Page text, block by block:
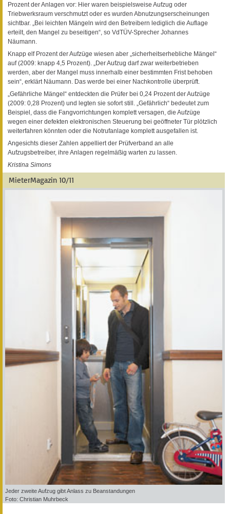
Prozent der Anlagen vor: Hier waren beispielsweise Aufzug oder
Triebwerksraum verschmutzt oder es wurden Abnutzungserscheinungen
sichtbar. „Bei leichten Mängeln wird den Betreibern lediglich die Auflage
erteilt, den Mangel zu beseitigen“, so VdTÜV-Sprecher Johannes
Näumann.
Knapp elf Prozent der Aufzüge wiesen aber „sicherheitserhebliche Mängel“
auf (2009: knapp 4,5 Prozent). „Der Aufzug darf zwar weiterbetrieben
werden, aber der Mangel muss innerhalb einer bestimmten Frist behoben
sein“, erklärt Näumann. Das werde bei einer Nachkontrolle überprüft.
„Gefährliche Mängel“ entdeckten die Prüfer bei 0,24 Prozent der Aufzüge
(2009: 0,28 Prozent) und legten sie sofort still. „Gefährlich“ bedeutet zum
Beispiel, dass die Fangvorrichtungen komplett versagen, die Aufzüge
wegen einer defekten elektronischen Steuerung bei geöffneter Tür plötzlich
weiterfahren könnten oder die Notrufanlage komplett ausgefallen ist.
Angesichts dieser Zahlen appelliert der Prüfverband an alle
Aufzugsbetreiber, ihre Anlagen regelmäßig warten zu lassen.
Kristina Simons
MieterMagazin 10/11
Jeder zweite Aufzug gibt Anlass zu Beanstandungen
Foto: Christian Muhrbeck